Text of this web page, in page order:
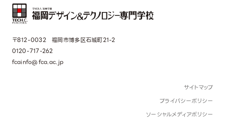
〒812-0032 福岡市博多区石城町21-2
0120-717-262
fcainfo@fca.ac.jp
サイトマップ
プライバシーポリシー
ソーシャルメディアポリシー